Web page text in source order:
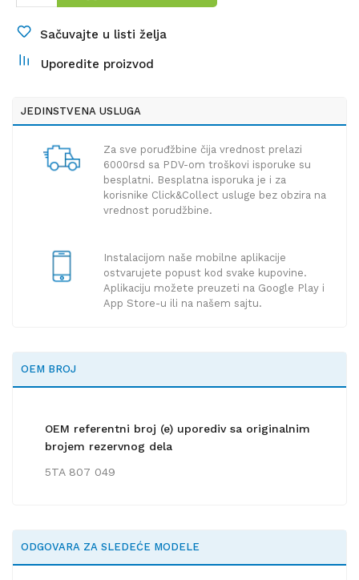
Sačuvajte u listi želja
Uporedite proizvod
JEDINSTVENA USLUGA
Za sve poruđžbine čija vrednost prelazi
6000rsd sa PDV-om troškovi isporuke su
besplatni. Besplatna isporuka je i za
korisnike Click&Collect usluge bez obzira na
vrednost porudžbine.
Instalacijom naše mobilne aplikacije
ostvarujete popust kod svake kupovine.
Aplikaciju možete preuzeti na Google Play i
App Store-u ili na našem sajtu.
OEM BROJ
OEM referentni broj (e) uporediv sa originalnim
brojem rezervnog dela
5TA 807 049
ODGOVARA ZA SLEDEĆE MODELE